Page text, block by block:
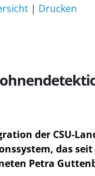
| Drucken
der CSU-
das
Petra